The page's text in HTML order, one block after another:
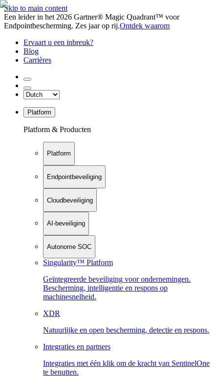
Skip to main content
Een leider in het 2026 Gartner® Magic Quadrant™ voor
Endpointbescherming. Zes jaar op rij.Ontdek waarom
Ervaart u een inbreuk?
Blog
Carrières
Platform
Platform & Producten
Platform
Endpointbeveiliging
Cloudbeveiliging
AI-beveiliging
Autonome SOC
Singularity™ Platform
Geïntegreerde beveiliging voor ondernemingen.
Bescherming, intelligentie en respons op
machinesnelheid.
XDR
Natuurlijke en open bescherming, detectie en respons.
Integraties en partners
Integraties met één klik om de kracht van SentinelOne
te benutten.